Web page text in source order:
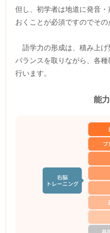
但し、初学者は地道に発音
おくことが必須ですのでその
語学力の形成は、積み上
バランスを取りながら、各
行います。
能